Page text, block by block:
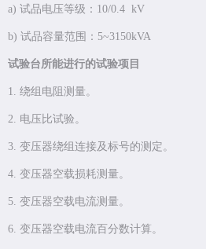
a) 试品电压等级：10/0.4 kV
b) 试品容量范围：5~3150kVA
试验台所能进行的试验项目
1. 绕组电阻测量。
2. 电压比试验。
3. 变压器绕组连接及标号的测定。
4. 变压器空载损耗测量。
5. 变压器空载电流测量。
6. 变压器空载电流百分数计算。